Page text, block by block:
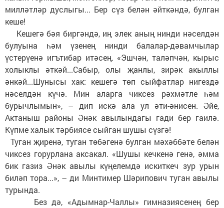
милләтләр дуслыгы... Бер сүз белән әйткәндә, булган
кеше!
Кешегә бәя биргәндә, иң элек аның нинди нәселдән
булуына һәм үзенең нинди балалар-дәвамчылар
үстерүенә игътибар итәсең. «Эшчән, таләпчән, кырыс
холыклы әткәй...Сабыр, олы җанлы, зирәк акыллы
әнкәй...Шунысы хак: кешегә төп сыйфатлар нигездә
нәселдән күчә. Мин аларга чиксез рәхмәтле һәм
бурычлымын», – дип искә ала ул әти-әнисен. Әйе,
Актаныш районы Әнәк авылындагы гади бер гаилә.
Күпме халык тәрбиясе сыйган шушы сүзгә!
Туган җиренә, туган төбәгенә булган мәхәббәте белән
чиксез горурлана аксакал. «Шушы кечкенә генә, әмма
бик газиз Әнәк авылы күңелемдә искиткеч зур урын
биләп тора...», – ди Минтимер Шәрипович туган авылы
турында.
Без дә, «Адымнар-Чаллы» гимназиясенең бер